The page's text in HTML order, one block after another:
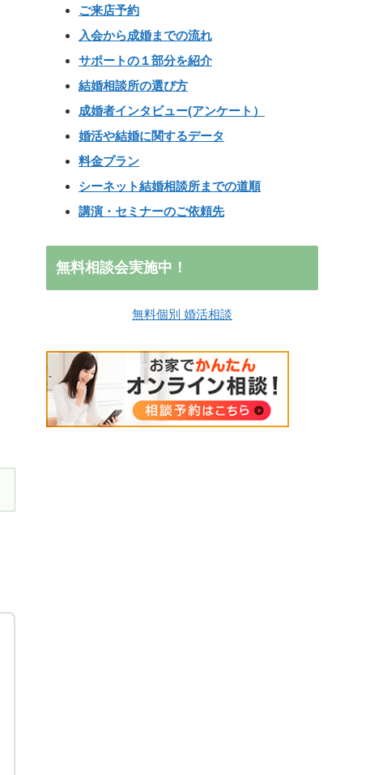
ご来店予約
入会から成婚までの流れ
サポートの１部分を紹介
結婚相談所の選び方
成婚者インタビュー(アンケート）
婚活や結婚に関するデータ
料金プラン
シーネット結婚相談所までの道順
講演・セミナーのご依頼先
無料相談会実施中！
無料個別 婚活相談